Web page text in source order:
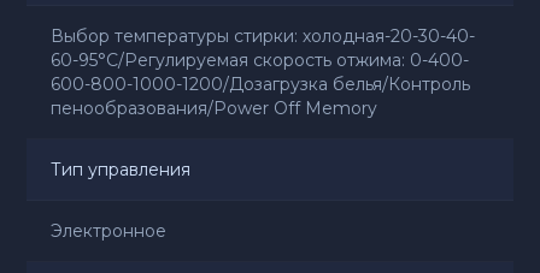
Выбор температуры стирки: холодная-20-30-40-
60-95°C/Регулируемая скорость отжима: 0-400-
600-800-1000-1200/Дозагрузка белья/Контроль
пенообразования/Power Off Memory
Тип управления
Электронное